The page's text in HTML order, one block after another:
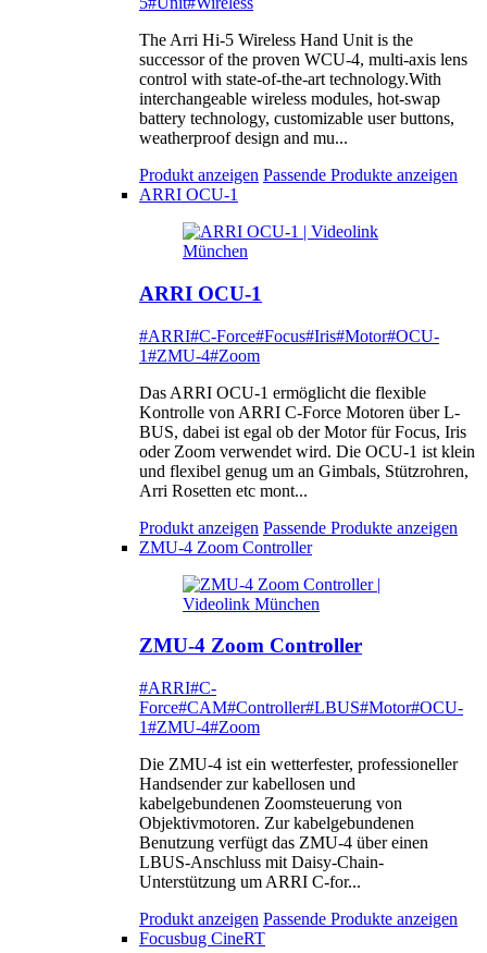
The Arri Hi-5 Wireless Hand Unit is the
successor of the proven WCU-4, multi-axis lens
control with state-of-the-art technology.With
interchangeable wireless modules, hot-swap
battery technology, customizable user buttons,
weatherproof design and mu...
Produkt anzeigen Passende Produkte anzeigen
ARRI OCU-1
ARRI OCU-1
#ARRI#C-Force#Focus#Iris#Motor#OCU-
1#ZMU-4#Zoom
Das ARRI OCU-1 ermöglicht die flexible
Kontrolle von ARRI C-Force Motoren über L-
BUS, dabei ist egal ob der Motor für Focus, Iris
oder Zoom verwendet wird. Die OCU-1 ist klein
und flexibel genug um an Gimbals, Stützrohren,
Arri Rosetten etc mont...
Produkt anzeigen Passende Produkte anzeigen
ZMU-4 Zoom Controller
ZMU-4 Zoom Controller
#ARRI#C-
Force#CAM#Controller#LBUS#Motor#OCU-
1#ZMU-4#Zoom
Die ZMU-4 ist ein wetterfester, professioneller
Handsender zur kabellosen und
kabelgebundenen Zoomsteuerung von
Objektivmotoren. Zur kabelgebundenen
Benutzung verfügt das ZMU-4 über einen
LBUS-Anschluss mit Daisy-Chain-
Unterstützung um ARRI C-for...
Produkt anzeigen Passende Produkte anzeigen
Focusbug CineRT